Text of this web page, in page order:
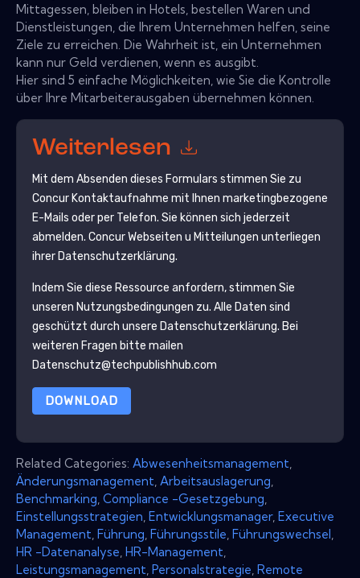
Mittagessen, bleiben in Hotels, bestellen Waren und
Dienstleistungen, die Ihrem Unternehmen helfen, seine
Ziele zu erreichen. Die Wahrheit ist, ein Unternehmen
kann nur Geld verdienen, wenn es ausgibt.
Hier sind 5 einfache Möglichkeiten, wie Sie die Kontrolle
über Ihre Mitarbeiterausgaben übernehmen können.
Weiterlesen
Mit dem Absenden dieses Formulars stimmen Sie zu
ConcurKontaktaufnahme mit Ihnen marketingbezogene
E-Mails oder per Telefon. Sie können sich jederzeit
abmelden. ConcurWebseiten u Mitteilungen unterliegen
ihrer Datenschutzerklärung.
Indem Sie diese Ressource anfordern, stimmen Sie
unseren Nutzungsbedingungen zu. Alle Daten sind
geschützt durch unsere Datenschutzerklärung. Bei
weiteren Fragen bitte mailen
Datenschutz@techpublishhub.com
DOWNLOAD
Related Categories: Abwesenheitsmanagement
Änderungsmanagement Arbeitsauslagerung
Benchmarking Compliance -Gesetzgebung
Einstellungsstrategien Entwicklungsmanager, Executive
Management Führung Führungsstile Führungswechsel
HR -Datenanalyse HR-Management
Leistungsmanagement Personalstrategie Remote